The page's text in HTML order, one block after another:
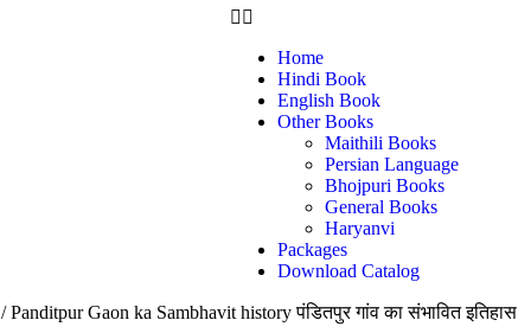
Home
Hindi Book
English Book
Other Books
Maithili Books
Persian Language
Bhojpuri Books
General Books
Haryanvi
Packages
Download Catalog
/ Panditpur Gaon ka Sambhavit history पंडितपुर गांव का संभावित इतिहास